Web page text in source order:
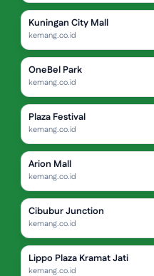
Kuningan City Mall
kemang.co.id
OneBel Park
kemang.co.id
Plaza Festival
kemang.co.id
Arion Mall
kemang.co.id
Cibubur Junction
kemang.co.id
Lippo Plaza Kramat Jati
kemang.co.id